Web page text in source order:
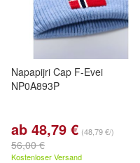
Napapijri Cap F-Evei
NP0A893P
ab 48,79 € (48,79 €/)
56,00 €
Kostenloser Versand